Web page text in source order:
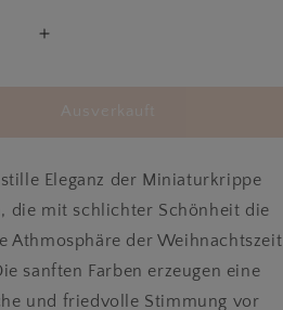
Erhöhe
Menge
für
Krippe
|
ca.
Ausverkauft
Eleganz der Miniaturkrippe
die mit schlichter Schönheit die
Athmosphäre der Weihnachtszeit
sanften Farben erzeugen eine
und friedvolle Stimmung vor